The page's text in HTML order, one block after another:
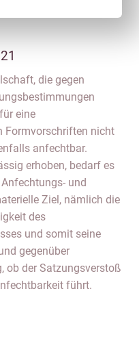
die gegen
eine
Formvorschriften nicht
anfechtbar.
erhoben, bedarf es
und
Ziel, nämlich die
des
und somit seine
gegenüber
ob der Satzungsverstoß
führt.